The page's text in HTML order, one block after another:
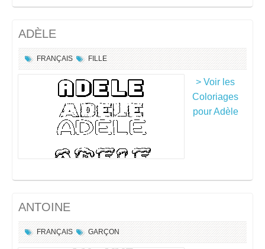
ADÈLE
FRANÇAIS FILLE
> Voir les
Coloriages
pour Adèle
ANTOINE
FRANÇAIS GARÇON